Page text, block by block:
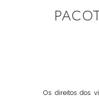
Os direitos dos